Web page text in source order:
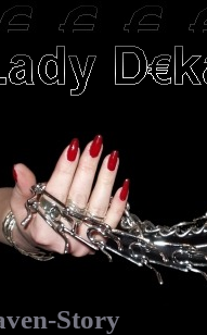
Story